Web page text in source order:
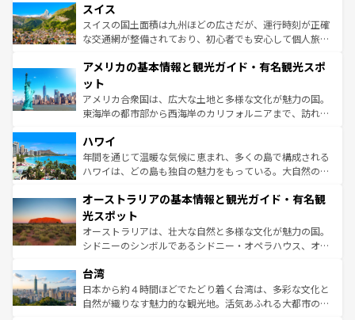
を参照してほしい。
は、お酒好きな人にはぜひ体験してほしい。 なお、新着の
ドイツ情報はコンテンツ一覧を参照してほしい。
リアごとに異なる魅力がある。また、優雅なアフタヌーン
ティー、ビール好きにはたまらない英国パブ、サッカー観
戦など、本場だからこそできる体験も豊富。イギリスを旅
ンツ一覧を参照してほしい。
スイス
スイスの国土面積は九州ほどの広さだが、運行時刻が正確
な交通網が整備されており、初心者でも安心して個人旅行
の建物がそのまま残る町や、スイスならではのユニークな
博物館もあり、アルプス観光だけでなく町歩きも満喫する
ことができる。国民の所得が高いため物価も高いが、旅行
者向けの交通パス提供のサービスもあり、うまく活用すれ
着のスイス情報は
アメリカの基本情報と観光ガイド・有名観光スポ
ット
アメリカ合衆国は、広大な土地と多様な文化が魅力の国。
東海岸の都市部から西海岸のカリフォルニアまで、訪れる
のような巨大都市は、観光、ショッピング、エンターテイ
ンメントが詰まった刺激的なスポットだ。一方、アメリカ
西部には大自然が広がり、グランドキャニオンやイエロー
部のニューオーリンズでは、音楽と美食が融合した独特の
文化が魅力。旅行者はアメリカの各地域で異なる魅力を楽
しみながら、その多様性と豊かな歴史を感じることができ
るだろう。車でのロードトリップや列車の旅も、アメリカ
情報は
ハワイ
年間を通じて温暖な気候に恵まれ、多くの島で構成される
ハワイは、どの島も独自の魅力をもっている。大自然の神
ワイ島は見逃せない。また、定番の観光地といえばオアフ
島だが、静かな自然を求めるならマウイ島やカウアイ島が
おすすめ。エメラルドグリーンに輝く海をはじめ、豊かな
文化や歴史が息づいている。「アロハスピリット」と呼ば
人々、おいしいローカルフードやハワイアンミュージッ
ク、伝統的なフラダンスなど、すべてがハワイの魅力を彩
っている。訪れるたびに新しい発見と感動が待っているハ
オーストラリアの基本情報と観光ガイド・有名観
光スポット
オーストラリアは、壮大な自然と多様な文化が魅力の国。
シドニーのシンボルであるシドニー・オペラハウス、オー
リアリーフや大陸中央部にそびえるウルル（エアーズロッ
ク）、タスマニアの美しい原生林やケアンズの熱帯雨林な
ど、見どころがたくさん。また、カフェやワイン、オージ
台湾
日本から約４時間ほどでたどり着く台湾は、多彩な文化と
自然が織りなす魅力的な観光地。活気あふれる大都市の台